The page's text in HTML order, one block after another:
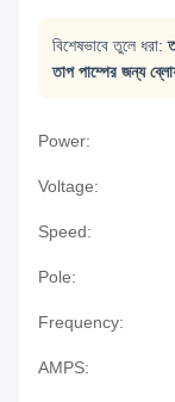
বিশেষভাবে তুলে ধরা:
তাপ পাম্পের জন্য
Power:
Voltage:
Speed:
Pole:
Frequency:
AMPS: